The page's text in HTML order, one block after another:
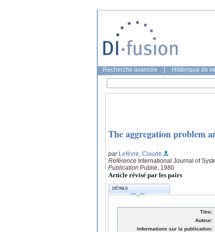
Recherche avancée Historique de
The aggregation problem
par Lefèvre, Claude
Référence International Journal of
Publication Publié, 1980
Article révisé par les pairs
DÉTAILS
Titre:
Auteur:
Informations sur la publication: